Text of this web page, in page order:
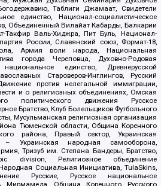
Таблиги Джамаат, Свидетели
единство, Национал-социалистическое
Объединенный Вилайат Кабарды, Балкарии
Валь-Хиджра, Пит Буль, Национал-
России, Славянский союз, Формат-18,
Армия воли народа, Национальная
города Череповца, Духовно-Родовая
единство, Древнерусской
Староверов-Инглингов, Русский
против нелегальной иммиграции,
и о религиозных объединениях, Омская
политического движения Русское
Братство, Клуб Болельщиков Футбольного
Мусульманская религиозная организация
Тюменской области, Община Коренного
района, Правый сектор, Украинская
– Украинская народная самооборона,
Тризуб им. Степана Бандеры, Братство,
division, Религиозное объединение
Социальная Инициатива, TulaSkins,
Русские, Русское национальное
Мирмамеда, Община Коренного Русского